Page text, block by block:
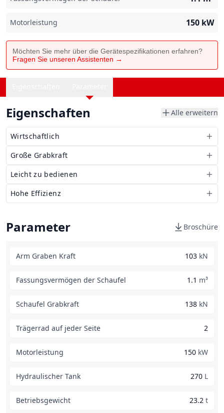
Motorleistung 150 kW
Möchten Sie mehr über die Gerätespezifikationen erfahren?
Fragen Sie unseren Assistenten →
Eigenschaften Alle erweitern
Wirtschaftlich
Große Grabkraft
Leicht zu bedienen
Hohe Effizienz
Parameter Broschüre
Arm Graben Kraft 103 kN
Fassungsvermögen der Schaufel 1.1 m³
Schaufel Grabkraft 138 kN
Trägerrad auf jeder Seite 2
Motorleistung 150 kW
Hydraulischer Tank 270 L
Betriebsgewicht 23.2 t